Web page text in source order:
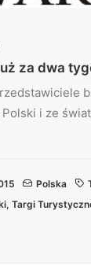
za dwa
i ze
Polska
, Targi